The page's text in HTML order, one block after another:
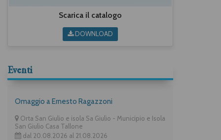
Scarica il catalogo
DOWNLOAD
Eventi
Omaggio a Ernesto Ragazzoni
Orta San Giulio e isola Sa Giulio - Municipio e Isola
San Giulio Casa Tallone
dal 20.08.2026 al 21.08.2026